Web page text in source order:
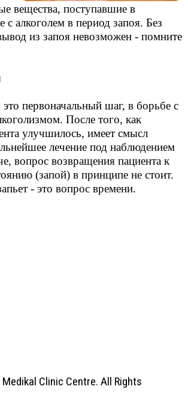
вещества, поступавшие в
с алкоголем в период запоя. Без
из запоя невозможен - помните
первоначальный шаг, в борьбе с
После того, как
улучшилось, имеет смысл
лечение под наблюдением
вопрос возвращения пациента к
(запой) в принципе не стоит.
- это вопрос времени.
Medikal Clinic Centre. All Rights